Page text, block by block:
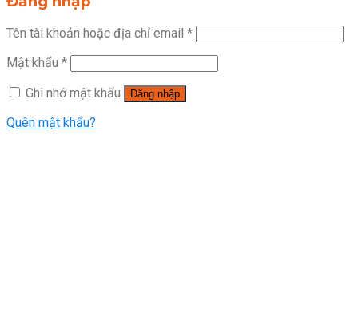
Tên tài khoản hoặc địa chỉ email *
Mật khẩu *
Ghi nhớ mật khẩu
Đăng nhập
Quên mật khẩu?